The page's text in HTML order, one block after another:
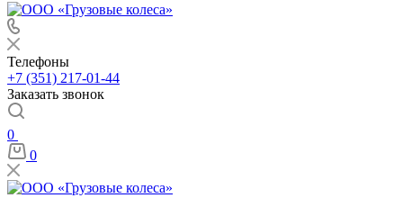
Телефоны
+7 (351) 217-01-44
Заказать звонок
0
0